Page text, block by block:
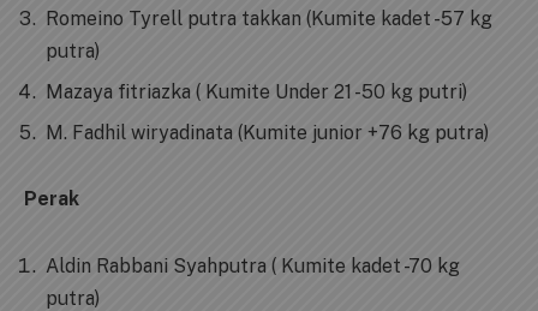
Romeino Tyrell putra takkan (Kumite kadet -57 kg
putra)
Mazaya fitriazka ( Kumite Under 21 -50 kg putri)
M. Fadhil wiryadinata (Kumite junior +76 kg putra)
Perak
Aldin Rabbani Syahputra ( Kumite kadet -70 kg
putra)